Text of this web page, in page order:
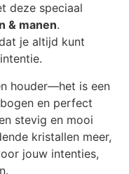
deze speciaal
& manen.
je altijd kunt
houder—het is een
en perfect
stevig en mooi
kristallen meer,
jouw intenties,